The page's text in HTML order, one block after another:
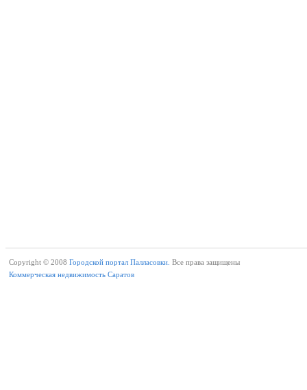
Copyright © 2008 Городской портал Палласовки. Все права защищены
Коммерческая недвижимость Саратов